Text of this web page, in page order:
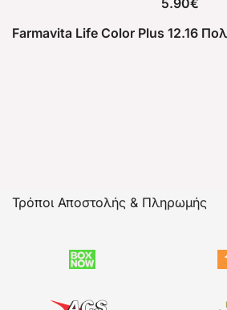
Τρόποι Αποστολής & Πληρωμής